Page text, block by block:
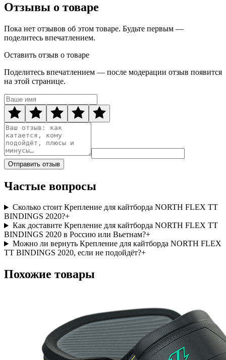
Отзывы о товаре
Пока нет отзывов об этом товаре. Будьте первым —
поделитесь впечатлением.
Оставить отзыв о товаре
Поделитесь впечатлением — после модерации отзыв появится
на этой странице.
Отправить отзыв
Частые вопросы
Сколько стоит Крепление для кайтборда NORTH FLEX TT
BINDINGS 2020?+
Как доставите Крепление для кайтборда NORTH FLEX TT
BINDINGS 2020 в Россию или Вьетнам?+
Можно ли вернуть Крепление для кайтборда NORTH FLEX
TT BINDINGS 2020, если не подойдёт?+
Похожие товары